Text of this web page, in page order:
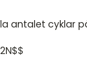
antalet cyklar